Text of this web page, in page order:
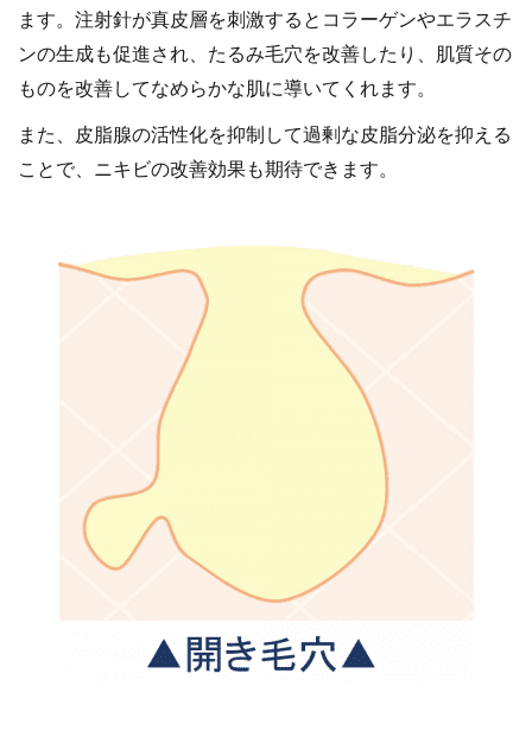
ます。注射針が真皮層を刺激するとコラーゲンやエラスチ
ンの生成も促進され、たるみ毛穴を改善したり、肌質その
ものを改善してなめらかな肌に導いてくれます。
また、皮脂腺の活性化を抑制して過剰な皮脂分泌を抑える
ことで、ニキビの改善効果も期待できます。